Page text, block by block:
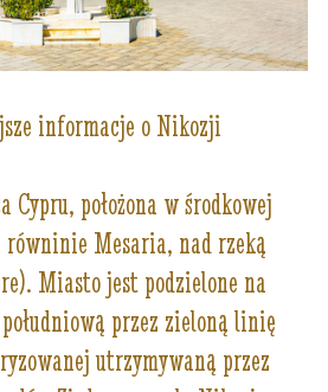
informacje o Nikozji
położona w środkowej
równinie Mesaria, nad rzeką
Miasto jest podzielone na
przez zieloną linię
utrzymywaną przez